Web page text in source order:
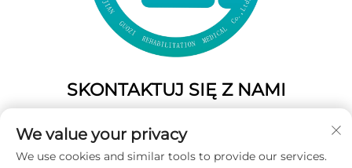
SKONTAKTUJ SIĘ Z NAMI
Chiny
Tel.:+86-19859128239
We value your privacy
We use cookies and similar tools to provide our services.